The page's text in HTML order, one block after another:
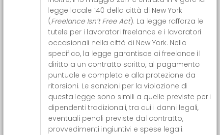
legge locale 140 della città di New York
(Freelance Isn’t Free Act). La legge rafforza le
tutele per i lavoratori freelance e i lavoratori
occasionali nella città di New York. Nello
specifico, la legge garantisce ai freelance il
diritto a un contratto scritto, al pagamento
puntuale e completo e alla protezione da
ritorsioni. Le sanzioni per la violazione di
questa legge sono simili a quelle previste per i
dipendenti tradizionali, tra cui i danni legali,
eventuali penali previste dal contratto,
provvedimenti ingiuntivi e spese legali.